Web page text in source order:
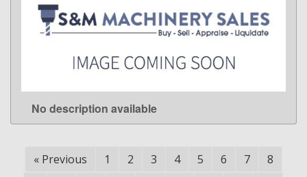
LEARN MORE
No description available
« Previous 1 2 3 4 5 6 7
8